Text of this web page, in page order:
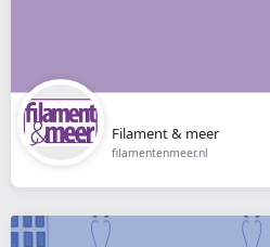
Filament & meer
filamentenmeer.nl